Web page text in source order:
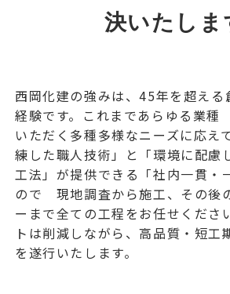
決いたしま
西岡化建の強みは、45年を超える
経験です。これまであらゆる業
いただく多種多様なニーズに応え
練した職人技術」と「環境に配慮
工法」が提供できる「社内一貫・
ので 現地調査から施工、その後
ーまで全ての工程をお任せくださ
トは削減しながら、高品質・短工
を遂行いたします。